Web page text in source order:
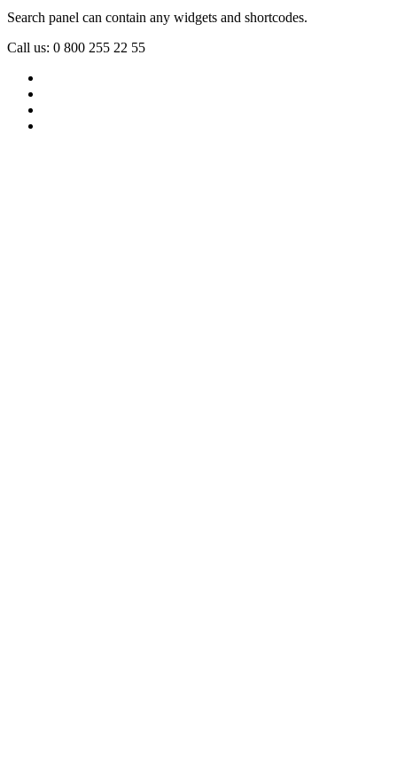
Search panel can contain any widgets and shortcodes.
Call us: 0 800 255 22 55